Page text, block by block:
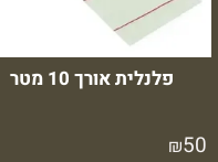
פלנלית אורך 10 מטר
₪50